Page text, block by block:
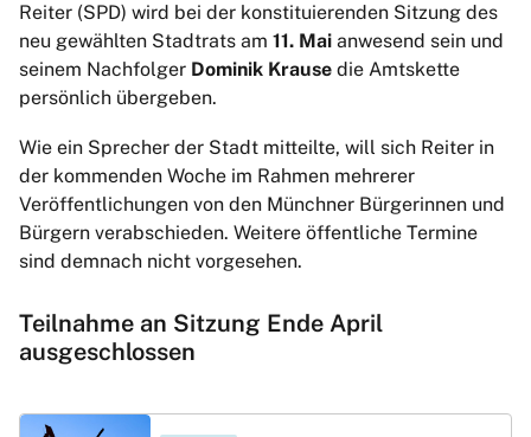
Reiter (SPD) wird bei der konstituierenden Sitzung des
neu gewählten Stadtrats am 11. Mai anwesend sein und
seinem Nachfolger Dominik Krause die Amtskette
persönlich übergeben.
Wie ein Sprecher der Stadt mitteilte, will sich Reiter in
der kommenden Woche im Rahmen mehrerer
Veröffentlichungen von den Münchner Bürgerinnen und
Bürgern verabschieden. Weitere öffentliche Termine
sind demnach nicht vorgesehen.
Teilnahme an Sitzung Ende April
ausgeschlossen